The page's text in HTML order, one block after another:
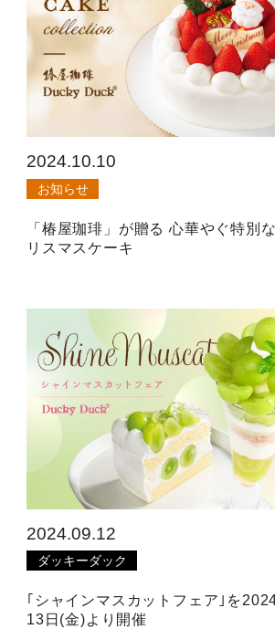
2024.10.10
お知らせ
「椿屋珈琲」が贈る 心華やぐ特別
リスマスケーキ
2024.09.12
ダッキーダック
｢シャインマスカットフェア｣を
13日(金)より開催